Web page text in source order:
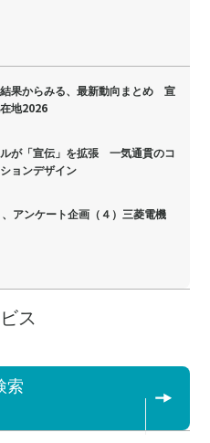
果からみる、最新動向まとめ 宣
地2026
が「宣伝」を拡張 一気通貫のコ
ョンデザイン
アンケート企画（４）三菱電機
ス
索